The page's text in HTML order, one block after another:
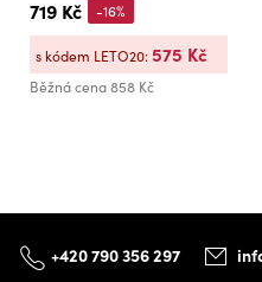
719 Kč
Běžná cena858 Kč
-16%
s kódem LETO20:575 Kč
+420 790 356 297